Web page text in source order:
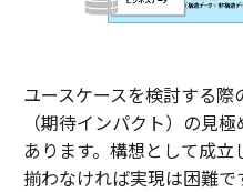
ユースケースを検討する
（期待インパクト）の見
あります。構想として成
揃わなければ実現は困難で